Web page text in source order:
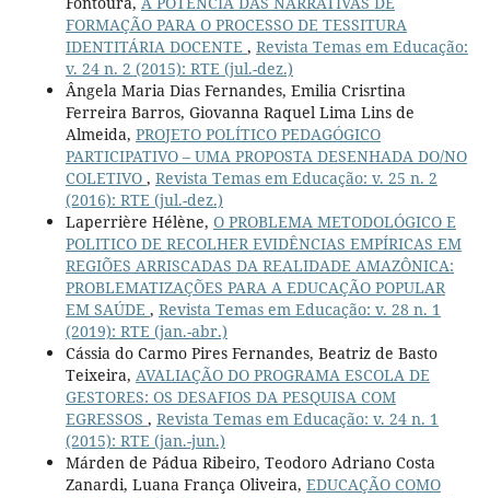
FORMAÇÃO PARA O PROCESSO DE TESSITURA
IDENTITÁRIA DOCENTE , Revista Temas em Educação:
v. 24 n. 2 (2015): RTE (jul.-dez.)
Ângela Maria Dias Fernandes, Emilia Crisrtina
Ferreira Barros, Giovanna Raquel Lima Lins de
Almeida, PROJETO POLÍTICO PEDAGÓGICO
PARTICIPATIVO – UMA PROPOSTA DESENHADA DO/NO
COLETIVO , Revista Temas em Educação: v. 25 n. 2
(2016): RTE (jul.-dez.)
Laperrière Hélène, O PROBLEMA METODOLÓGICO E
POLITICO DE RECOLHER EVIDÊNCIAS EMPÍRICAS EM
REGIÕES ARRISCADAS DA REALIDADE AMAZÔNICA:
PROBLEMATIZAÇÕES PARA A EDUCAÇÃO POPULAR
EM SAÚDE , Revista Temas em Educação: v. 28 n. 1
(2019): RTE (jan.-abr.)
Cássia do Carmo Pires Fernandes, Beatriz de Basto
Teixeira, AVALIAÇÃO DO PROGRAMA ESCOLA DE
GESTORES: OS DESAFIOS DA PESQUISA COM
EGRESSOS , Revista Temas em Educação: v. 24 n. 1
(2015): RTE (jan.-jun.)
Márden de Pádua Ribeiro, Teodoro Adriano Costa
Zanardi, Luana França Oliveira, EDUCAÇÃO COMO